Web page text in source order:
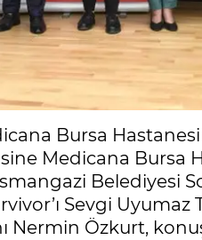
Bursa
Medicana Bursa
Belediyesi
Sevgi Uyumaz
Nermin Özkurt,